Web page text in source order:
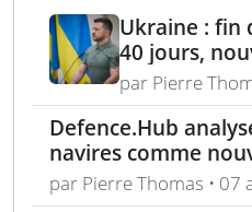
Ukraine : fin
40 jours,
contre
élimination
Moscou
par Pierre
Defence.Hub
navires comme
système MACS
par Pierre Thomas • 07